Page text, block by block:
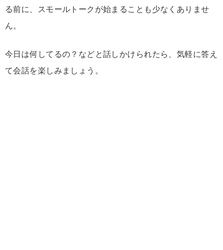
る前に、スモールトークが始まることも少なくありませ
ん。
今日は何してるの？などと話しかけられたら、気軽に答え
て会話を楽しみましょう。